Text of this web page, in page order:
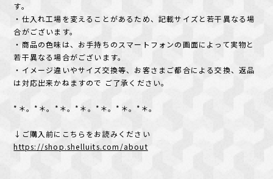
す。
・仕入れ工場を変えることがあるため、記載サイズと若干異なる場
合がございます。
・商品の色味は、お手持ちのスマートフォンの画面によって実物と
若干異なる場合がございます。
・イメージ違いやサイズ交換等、お客さまご都合による交換、返品
は対応出来かねますので ご了承ください。
*＊。*＊。*＊。*＊。*＊。*＊。*＊。
↓ご購入前にこちらをお読みください
https://shop.shelluits.com/about